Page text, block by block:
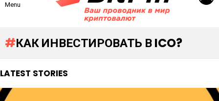
Menu
КАК ИНВЕСТИРОВАТЬ В ICO?
LATEST STORIES